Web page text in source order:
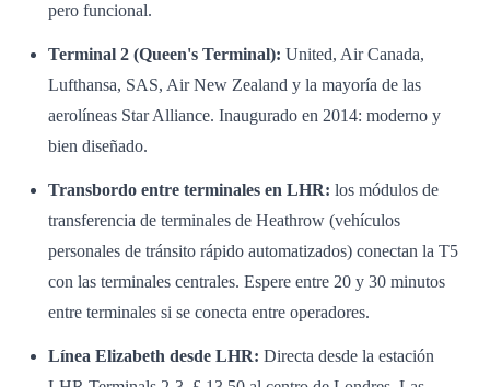
pero funcional.
Terminal 2 (Queen's Terminal): United, Air Canada,
Lufthansa, SAS, Air New Zealand y la mayoría de las
aerolíneas Star Alliance. Inaugurado en 2014: moderno y
bien diseñado.
Transbordo entre terminales en LHR: los módulos de
transferencia de terminales de Heathrow (vehículos
personales de tránsito rápido automatizados) conectan la T5
con las terminales centrales. Espere entre 20 y 30 minutos
entre terminales si se conecta entre operadores.
Línea Elizabeth desde LHR: Directa desde la estación